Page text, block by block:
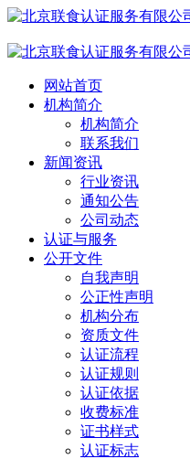
网站首页
机构简介
机构简介
联系我们
新闻资讯
行业资讯
通知公告
公司动态
认证与服务
公开文件
自我声明
公正性声明
机构分布
资质文件
认证流程
认证规则
认证依据
收费标准
证书样式
认证标志